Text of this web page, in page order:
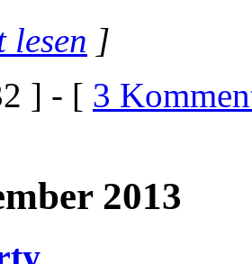
lesen ]
] - [ 3
2013